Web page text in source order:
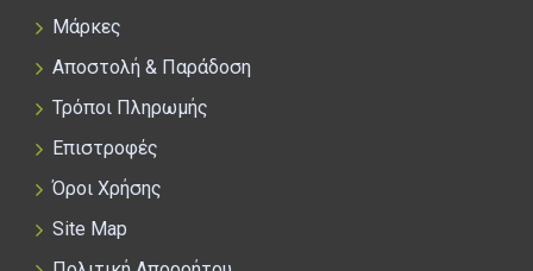
Μάρκες
Αποστολή & Παράδοση
Τρόποι Πληρωμής
Επιστροφές
Όροι Χρήσης
Site Map